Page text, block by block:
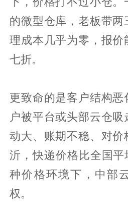
的微型仓库，老板带
理成本几乎为零，报价
七折。
更致命的是客户结构
户被平台或头部云仓
动大、账期不稳、对
沂，快递价格比全国
种价格环境下，中部
权。